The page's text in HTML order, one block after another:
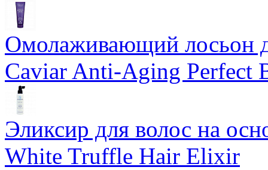
Омолаживающий лосьон
Caviar Anti-Aging Perfect
Эликсир для волос на
White Truffle Hair Elixir